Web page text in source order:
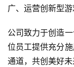
戏
业
界
广、运营创新型游
公司致力于创造
位员工提供充分
通道，共创美好未